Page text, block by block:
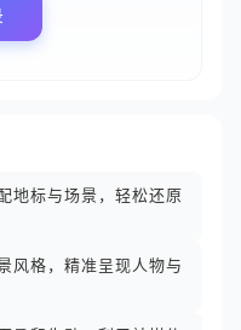
地标与场景，轻松还原
风格，精准呈现人物与